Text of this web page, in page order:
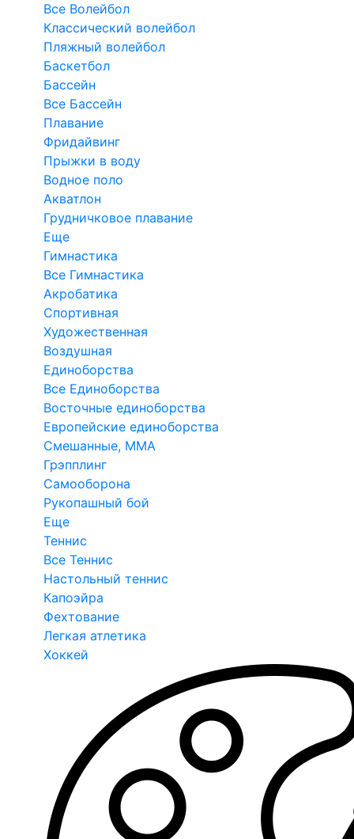
Все Волейбол
Классический волейбол
Пляжный волейбол
Баскетбол
Бассейн
Все Бассейн
Плавание
Фридайвинг
Прыжки в воду
Водное поло
Акватлон
Грудничковое плавание
Еще
Гимнастика
Все Гимнастика
Акробатика
Спортивная
Художественная
Воздушная
Единоборства
Все Единоборства
Восточные единоборства
Европейские единоборства
Смешанные, ММА
Грэпплинг
Самооборона
Рукопашный бой
Еще
Теннис
Все Теннис
Настольный теннис
Капоэйра
Фехтование
Легкая атлетика
Хоккей